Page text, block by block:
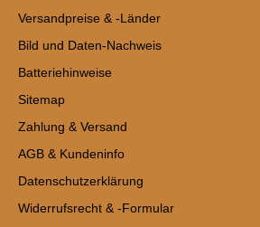
Versandpreise & -Länder
Bild und Daten-Nachweis
Batteriehinweise
Sitemap
Zahlung & Versand
AGB & Kundeninfo
Datenschutzerklärung
Widerrufsrecht & -Formular